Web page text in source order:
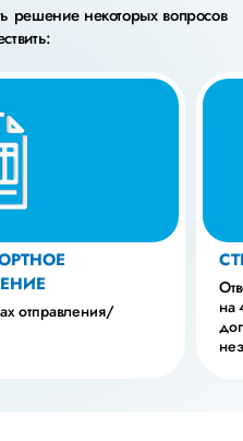
решение некоторых вопросов
отправления/
на